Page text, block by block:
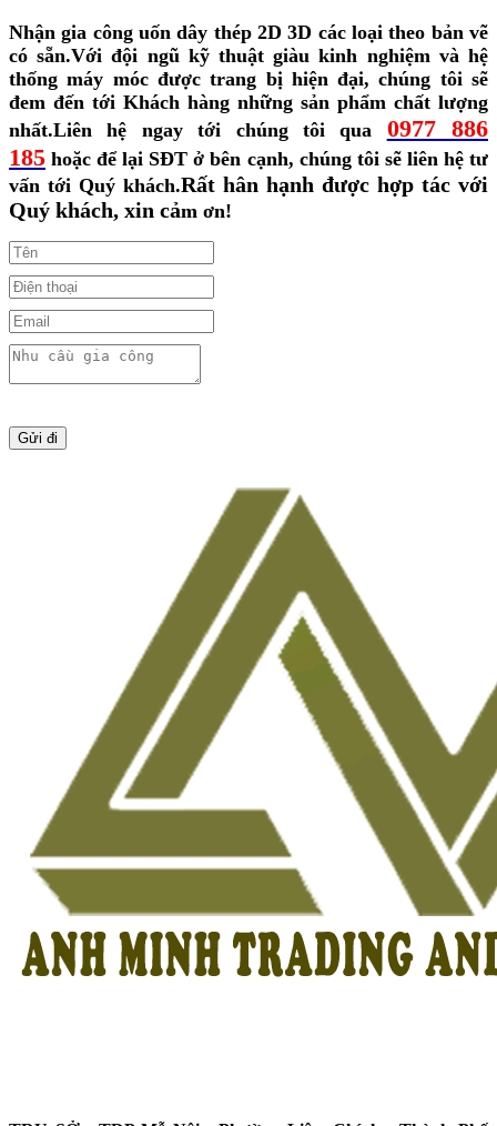
Nhận gia công uốn dây thép 2D 3D các loại theo bản vẽ
có sẵn.Với đội ngũ kỹ thuật giàu kinh nghiệm và hệ
thống máy móc được trang bị hiện đại, chúng tôi sẽ
đem đến tới Khách hàng những sản phẩm chất lượng
nhất.Liên hệ ngay tới chúng tôi qua 0977 886
185 hoặc để lại SĐT ở bên cạnh, chúng tôi sẽ liên hệ tư
vấn tới Quý khách.Rất hân hạnh được hợp tác với
Quý khách, xin cảm ơn!
Gửi đi